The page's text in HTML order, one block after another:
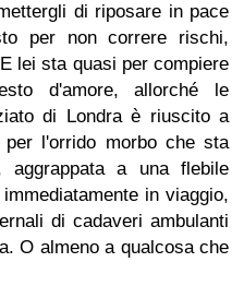
di riposare in pace
per non correre rischi,
lei sta quasi per compiere
d'amore, allorché le
di Londra è riuscito a
l'orrido morbo che sta
aggrappata a una flebile
in viaggio,
di cadaveri ambulanti
O almeno a qualcosa che